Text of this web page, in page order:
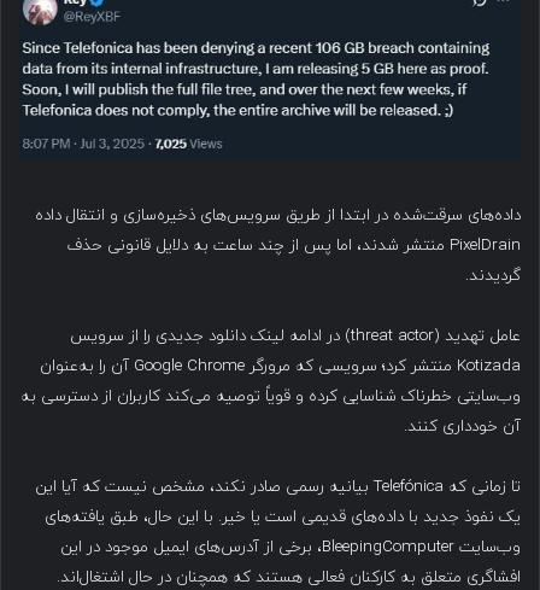
داده‌های سرقت‌شده در ابتدا از طریق سرویس‌های ذخیره‌سازی و انتقال داده
PixelDrain منتشر شدند، اما پس از چند ساعت به دلایل قانونی حذف
گردیدند.
عامل تهدید (threat actor) در ادامه لینک دانلود جدیدی را از سرویس
Kotizada منتشر کرد؛ سرویسی که مرورگر Google Chrome آن را به‌عنوان
وب‌سایتی خطرناک شناسایی کرده و قویاً توصیه می‌کند کاربران از دسترسی به
آن خودداری کنند.
تا زمانی که Telefónica بیانیه رسمی صادر نکند، مشخص نیست که آیا این
یک نفوذ جدید با داده‌های قدیمی است یا خیر. با این حال، طبق یافته‌های
وب‌سایت BleepingComputer، برخی از آدرس‌های ایمیل موجود در این
افشاگری متعلق به کارکنان فعالی هستند که همچنان در حال اشتغال‌اند.